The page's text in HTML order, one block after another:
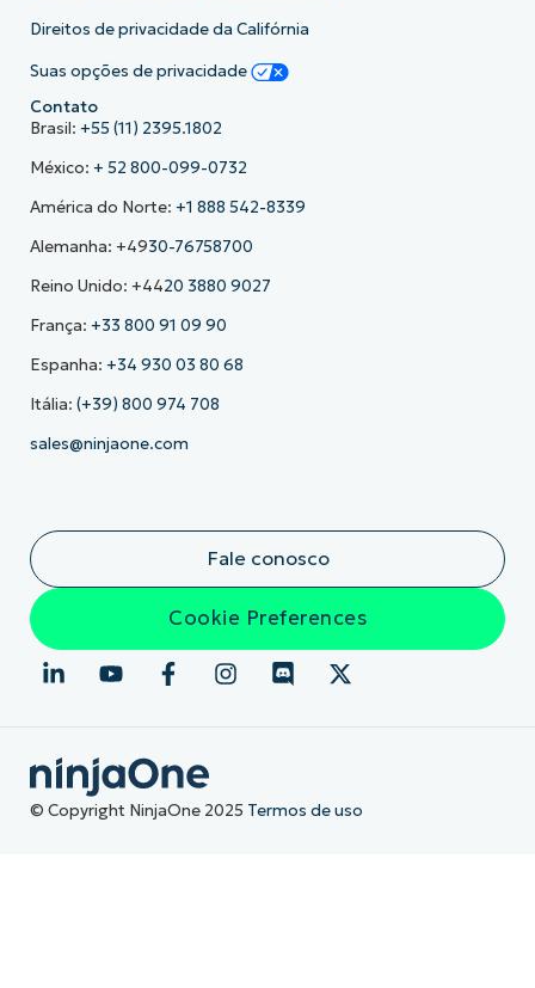
Direitos de privacidade da Califórnia
Suas opções de privacidade
Contato
Brasil: +55 (11) 2395.1802
México: + 52 800-099-0732
América do Norte: +1 888 542-8339
Alemanha: +4930-76758700
Reino Unido: +4420 3880 9027
França: +33 800 91 09 90
Espanha: +34 930 03 80 68
Itália: (+39) 800 974 708
sales@ninjaone.com
Fale conosco
Cookie Preferences
© Copyright NinjaOne 2025 Termos de uso